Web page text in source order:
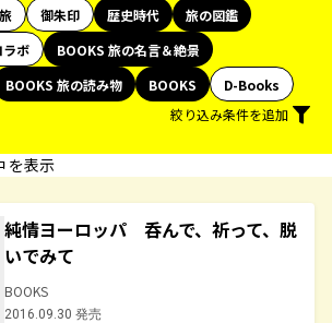
御朱印 歴史時代
旅の図鑑
ラボ
BOOKS 旅の名言＆絶景
BOOKS 旅の読み物 BOOKS
D-Books
絞り込み条件を追加
を表示
純情ヨーロッパ 呑んで、祈って、脱
いでみて
BOOKS
2016.09.30 発売